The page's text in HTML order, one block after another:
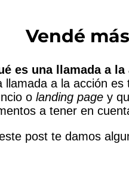
Vendé
es una llamada a la
llamada a la acción
o landing page y
a tener en
post te damos